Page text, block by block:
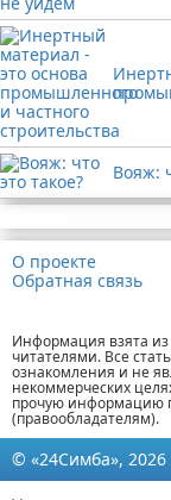
Вояж:
О проекте
Обратная связь
Информация взята
читателями. Все
ознакомления и не
некоммерческих
прочую информацию
(правообладателям).
© «24Симба», 2026